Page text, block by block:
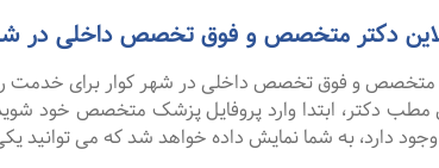
دکتر متخصص و فوق تخصص داخلی در
متخصص و فوق تخصص داخلی در شهر کوار برای خدمت
مطب دکتر، ابتدا وارد پروفایل پزشک متخصص خود
دارد، به شما نمایش داده خواهد شد که می توانید یکی